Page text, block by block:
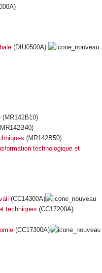
(DIU0500A)
(MR142B10)
(MR142B50)
technologique et
(CC14300A)
techniques (CC17200A)
(CC17300A)